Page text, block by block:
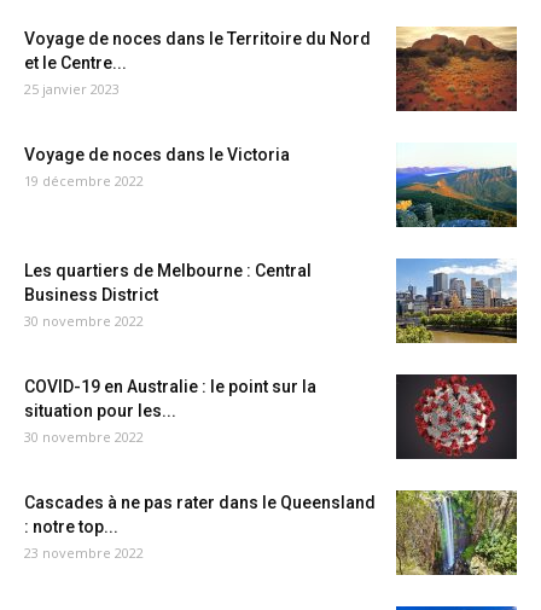
Voyage de noces dans le Territoire du Nord
et le Centre...
25 janvier 2023
Voyage de noces dans le Victoria
19 décembre 2022
Les quartiers de Melbourne : Central
Business District
30 novembre 2022
COVID-19 en Australie : le point sur la
situation pour les...
30 novembre 2022
Cascades à ne pas rater dans le Queensland
: notre top...
23 novembre 2022